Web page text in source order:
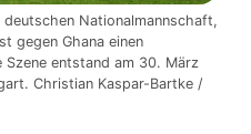
Nationalmannschaft,
gegen Ghana einen
Szene entstand am 30. März
Christian Kaspar-Bartke /